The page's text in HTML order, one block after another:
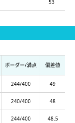
53
ボーダー/満点 偏差値
244/400 49
240/400 48
244/400 48.5